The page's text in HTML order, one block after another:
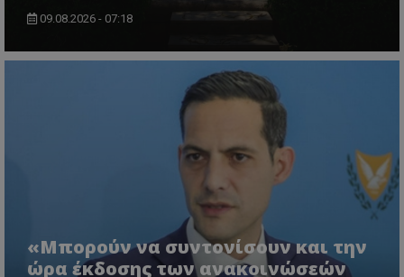
09.08.2026 - 07:18
«Μπορούν να συντονίσουν και την
ώρα έκδοσης των ανακοινώσεών